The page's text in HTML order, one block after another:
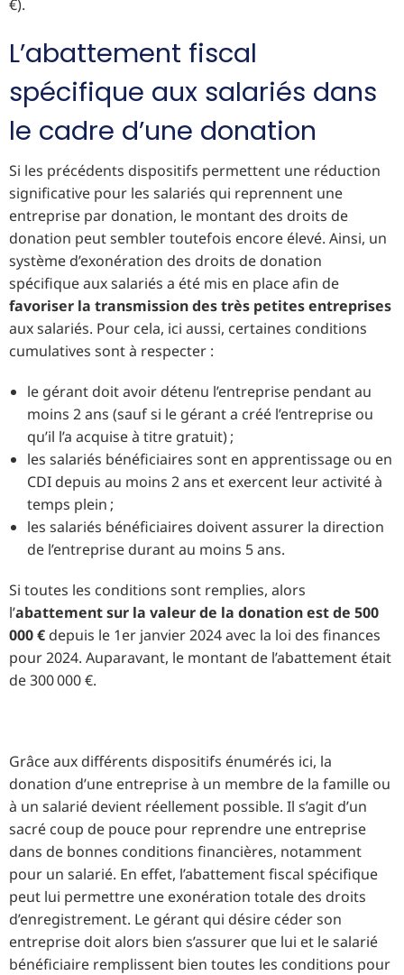
€).
L’abattement fiscal
spécifique aux salariés dans
le cadre d’une donation
Si les précédents dispositifs permettent une réduction
significative pour les salariés qui reprennent une
entreprise par donation, le montant des droits de
donation peut sembler toutefois encore élevé. Ainsi, un
système d’exonération des droits de donation
spécifique aux salariés a été mis en place afin de
favoriser la transmission des très petites entreprises
aux salariés. Pour cela, ici aussi, certaines conditions
cumulatives sont à respecter :
le gérant doit avoir détenu l’entreprise pendant au
moins 2 ans (sauf si le gérant a créé l’entreprise ou
qu’il l’a acquise à titre gratuit) ;
les salariés bénéficiaires sont en apprentissage ou en
CDI depuis au moins 2 ans et exercent leur activité à
temps plein ;
les salariés bénéficiaires doivent assurer la direction
de l’entreprise durant au moins 5 ans.
Si toutes les conditions sont remplies, alors
l’abattement sur la valeur de la donation est de 500
000 € depuis le 1er janvier 2024 avec la loi des finances
pour 2024. Auparavant, le montant de l’abattement était
de 300 000 €.
Grâce aux différents dispositifs énumérés ici, la
donation d’une entreprise à un membre de la famille ou
à un salarié devient réellement possible. Il s’agit d’un
sacré coup de pouce pour reprendre une entreprise
dans de bonnes conditions financières, notamment
pour un salarié. En effet, l’abattement fiscal spécifique
peut lui permettre une exonération totale des droits
d’enregistrement. Le gérant qui désire céder son
entreprise doit alors bien s’assurer que lui et le salarié
bénéficiaire remplissent bien toutes les conditions pour